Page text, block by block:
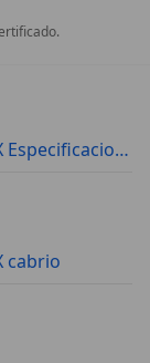
Fiat 500X Especificaciones técnicas
cabrio